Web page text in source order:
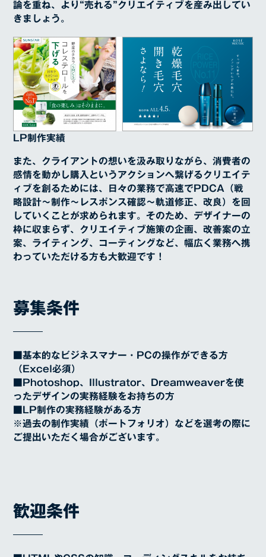
論を重ね、より“売れる”クリエイティブを産み出してい
きましょう。
LP制作実績
また、クライアントの想いを汲み取りながら、消費者の
感情を動かし購入というアクションへ繋げるクリエイテ
ィブを創るためには、日々の業務で高速でPDCA（戦
略設計〜制作〜レスポンス確認〜軌道修正、改良）を回
していくことが求められます。そのため、デザイナーの
枠に収まらず、クリエイティブ施策の企画、改善案の立
案、ライティング、コーティングなど、幅広く業務へ携
わっていただける方も大歓迎です！
募集条件
■基本的なビジネスマナー・PCの操作ができる方
（Excel必須）
■Photoshop、Illustrator、Dreamweaverを使
ったデザインの実務経験をお持ちの⽅
■LP制作の実務経験がある方
※過去の制作実績（ポートフォリオ）などを選考の際に
ご提出いただく場合がございます。
歓迎条件